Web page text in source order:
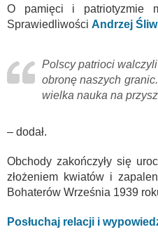
O pamięci i patriotyzmie
Sprawiedliwości Andrzej
Polscy patrioci
obronę naszych
wielka nauka na
– dodał.
Obchody zakończyły się
złożeniem kwiatów i
Bohaterów Września 1939
Posłuchaj relacji i